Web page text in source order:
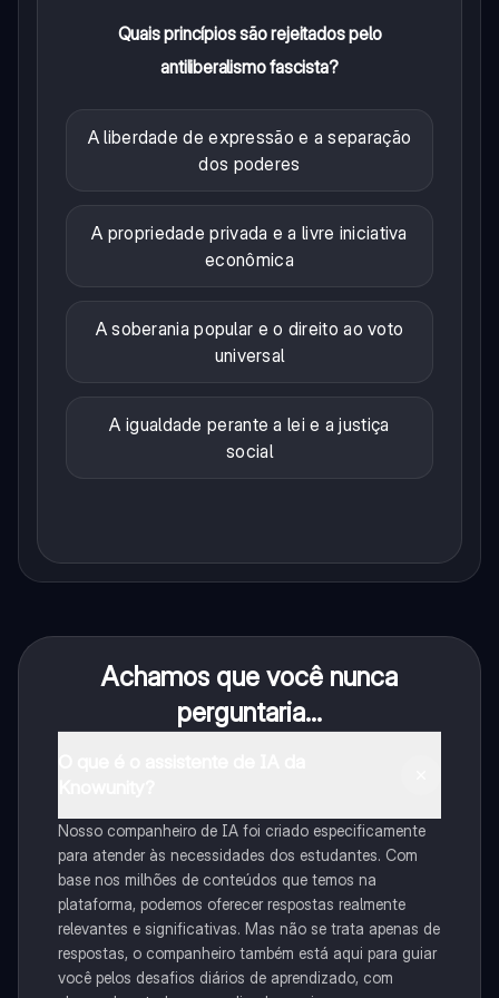
Quais princípios são rejeitados pelo
antiliberalismo fascista?
A liberdade de expressão e a separação
dos poderes
A propriedade privada e a livre iniciativa
econômica
A soberania popular e o direito ao voto
universal
A igualdade perante a lei e a justiça
social
Achamos que você nunca
perguntaria...
Nosso companheiro de IA foi criado especificamente
para atender às necessidades dos estudantes. Com
base nos milhões de conteúdos que temos na
plataforma, podemos oferecer respostas realmente
relevantes e significativas. Mas não se trata apenas de
respostas, o companheiro também está aqui para guiar
você pelos desafios diários de aprendizado, com